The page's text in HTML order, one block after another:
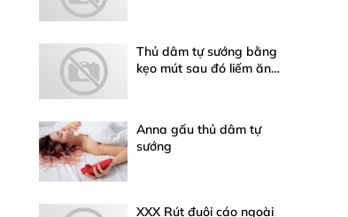
Thủ dâm tự sướng bằng
kẹo mút sau đó liếm ăn
Anna gấu thủ dâm tự
sướng
XXX Rút đuôi cáo ngoài